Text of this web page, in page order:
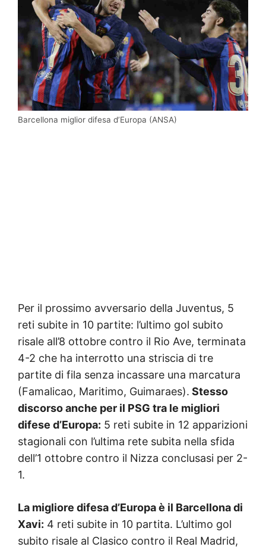
Barcellona miglior difesa d’Europa (ANSA)
Per il prossimo avversario della Juventus, 5
reti subite in 10 partite: l’ultimo gol subito
risale all’8 ottobre contro il Rio Ave, terminata
4-2 che ha interrotto una striscia di tre
partite di fila senza incassare una marcatura
(Famalicao, Maritimo, Guimaraes). Stesso
discorso anche per il PSG tra le migliori
difese d’Europa: 5 reti subite in 12 apparizioni
stagionali con l’ultima rete subita nella sfida
dell’1 ottobre contro il Nizza conclusasi per 2-
1.
La migliore difesa d’Europa è il Barcellona di
Xavi: 4 reti subite in 10 partita. L’ultimo gol
subito risale al Clasico contro il Real Madrid,